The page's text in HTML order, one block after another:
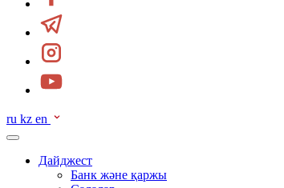
ru kz en
Дайджест
Банк және қаржы